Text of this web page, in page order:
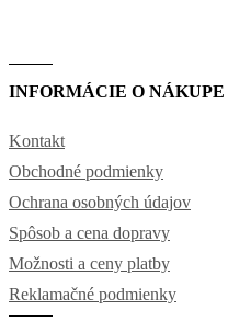
INFORMÁCIE O NÁKUPE
Kontakt
Obchodné podmienky
Ochrana osobných údajov
Spôsob a cena dopravy
Možnosti a ceny platby
Reklamačné podmienky